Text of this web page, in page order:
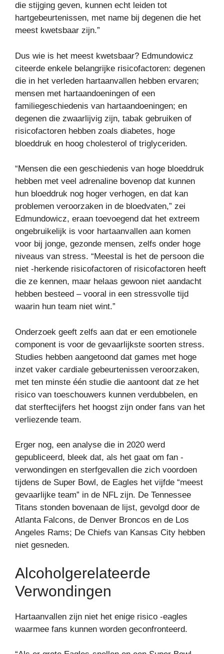
die stijging geven, kunnen echt leiden tot
hartgebeurtenissen, met name bij degenen die het
meest kwetsbaar zijn.”
Dus wie is het meest kwetsbaar? Edmundowicz
citeerde enkele belangrijke risicofactoren: degenen
die in het verleden hartaanvallen hebben ervaren;
mensen met hartaandoeningen of een
familiegeschiedenis van hartaandoeningen; en
degenen die zwaarlijvig zijn, tabak gebruiken of
risicofactoren hebben zoals diabetes, hoge
bloeddruk en hoog cholesterol of triglyceriden.
“Mensen die een geschiedenis van hoge bloeddruk
hebben met veel adrenaline bovenop dat kunnen
hun bloeddruk nog hoger verhogen, en dat kan
problemen veroorzaken in de bloedvaten,” zei
Edmundowicz, eraan toevoegend dat het extreem
ongebruikelijk is voor hartaanvallen aan komen
voor bij jonge, gezonde mensen, zelfs onder hoge
niveaus van stress. “Meestal is het de persoon die
niet -herkende risicofactoren of risicofactoren heeft
die ze kennen, maar helaas gewoon niet aandacht
hebben besteed – vooral in een stressvolle tijd
waarin hun team niet wint.”
Onderzoek geeft zelfs aan dat er een emotionele
component is voor de gevaarlijkste soorten stress.
Studies hebben aangetoond dat games met hoge
inzet vaker cardiale gebeurtenissen veroorzaken,
met ten minste één studie die aantoont dat ze het
risico van toeschouwers kunnen verdubbelen, en
dat sterftecijfers het hoogst zijn onder fans van het
verliezende team.
Erger nog, een analyse die in 2020 werd
gepubliceerd, bleek dat, als het gaat om fan -
verwondingen en sterfgevallen die zich voordoen
tijdens de Super Bowl, de Eagles het vijfde “meest
gevaarlijke team” in de NFL zijn. De Tennessee
Titans stonden bovenaan de lijst, gevolgd door de
Atlanta Falcons, de Denver Broncos en de Los
Angeles Rams; De Chiefs van Kansas City hebben
niet gesneden.
Alcoholgerelateerde
Verwondingen
Hartaanvallen zijn niet het enige risico -eagles
waarmee fans kunnen worden geconfronteerd.